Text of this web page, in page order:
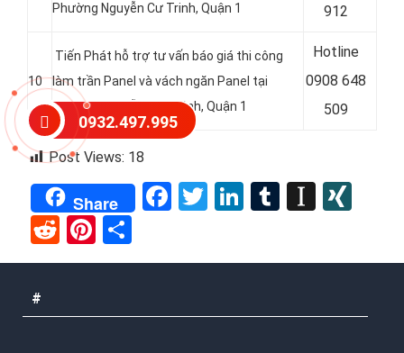
Phường Nguyễn Cư Trinh, Quận 1
912
10
Tiến Phát hỗ trợ tư vấn báo giá thi công
làm trần Panel và vách ngăn Panel tại
Phường Nguyễn Thái Bình, Quận 1
Hotline
0908 648
509
Post Views: 18
Share Facebook
TwitterLinkedIn
Tumblr
RedditPinterest
#
0932.497.995